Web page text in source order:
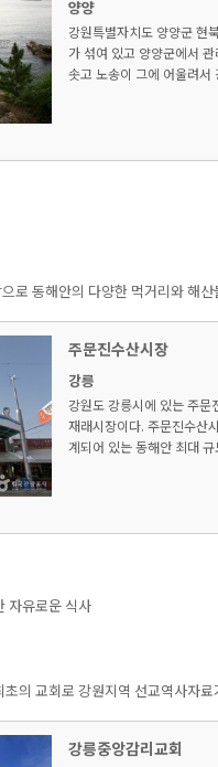
양양
강원특별자치도 양양군 현
가 섞여 있고 양양군에서
솟고 노송이 그에 어울려서
로 동해안의 다양한 먹거리와 해산
주문진수산시장
강릉
강원도 강릉시에 있는 주
재래시장이다. 주문진수산
계되어 있는 동해안 최대
자유로운 식사
의 교회로 강원지역 선교역사자료
강릉중앙감리교회